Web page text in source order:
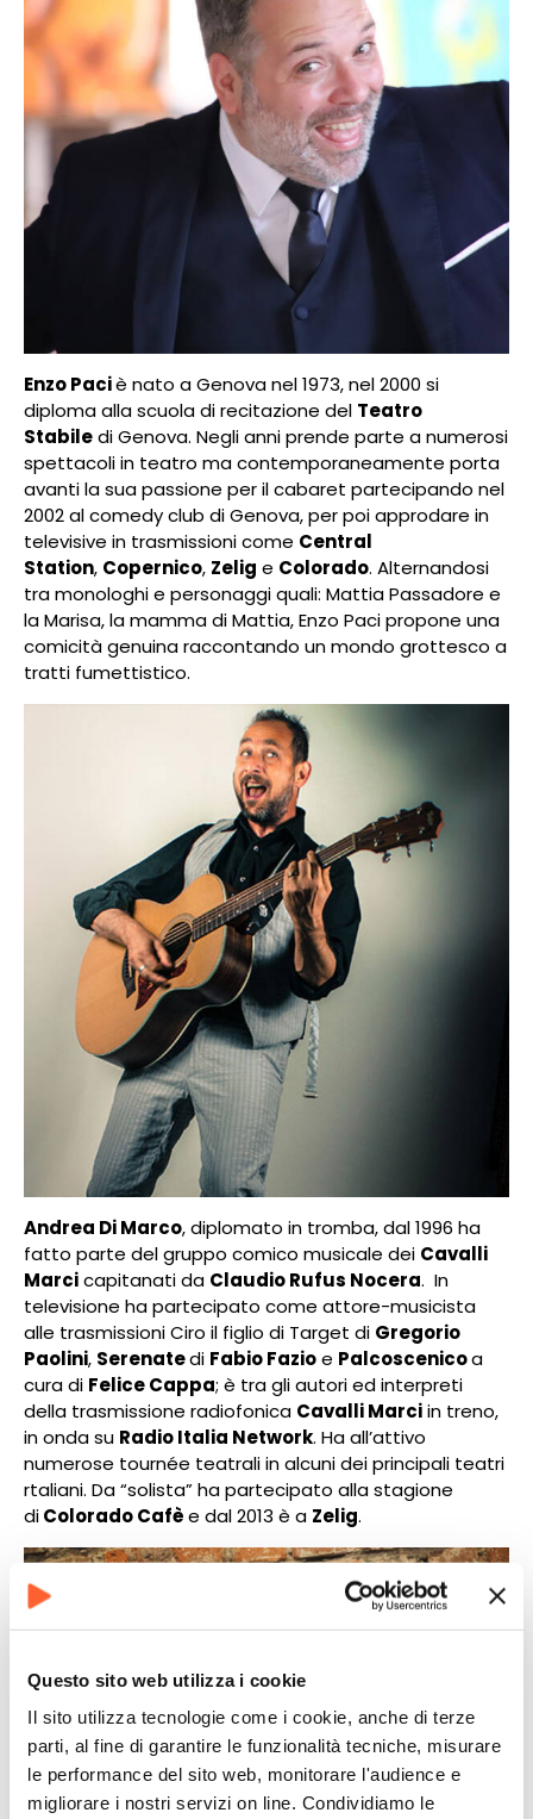
Questo sito web utilizza i cookie
Il sito utilizza tecnologie come i cookie, anche di terze
parti, al fine di garantire le funzionalità tecniche, misurare
le performance del sito web, monitorare l'audience e
migliorare i nostri servizi on line. Condividiamo le
Enzo Paciè nato a Genova nel 1973, nel 2000 si
diploma alla scuola di recitazione del Teatro
Stabiledi Genova. Negli anni prende parte a numerosi
spettacoli in teatro ma contemporaneamente porta
avanti la sua passione per il cabaret partecipando nel
2002 al comedy club di Genova, per poi approdare in
televisive in trasmissioni come Central
Station, Copernico, Zelig e Colorado. Alternandosi
tra monologhi e personaggi quali: Mattia Passadore e
la Marisa, la mamma di Mattia, Enzo Paci propone una
comicità genuina raccontando un mondo grottesco a
tratti fumettistico.
Andrea Di Marco, diplomato in tromba, dal 1996 ha
fatto parte del gruppo comico musicale dei Cavalli
Marcicapitanati da Claudio Rufus Nocera. In
televisione ha partecipato come attore-musicista
alle trasmissioni Ciro il figlio di Target di Gregorio
Paolini, Serenatedi Fabio Fazioe Palcoscenicoa
cura di Felice Cappa; è tra gli autori ed interpreti
della trasmissione radiofonica Cavalli Marciin treno,
in onda su Radio Italia Network. Ha all’attivo
numerose tournée teatrali in alcuni dei principali teatri
rtaliani. Da “solista” ha partecipato alla stagione
diColorado Cafèe dal 2013 è a Zelig.